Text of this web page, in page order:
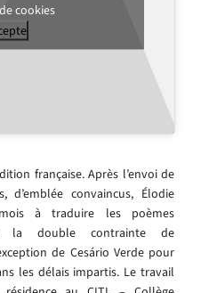
cookies
française. Après l’envoi de
d’emblée convaincus, Élodie
à traduire les poèmes
la double contrainte de
de Cesário Verde pour
les délais impartis. Le travail